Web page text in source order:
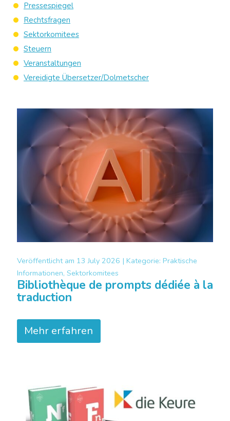
Veröffentlicht am 13 July 2026 | Kategorie: Praktische
Informationen, Sektorkomitees
Bibliothèque de prompts dédiée à la
traduction
Mehr erfahren
Pressespiegel
Rechtsfragen
Sektorkomitees
Steuern
Veranstaltungen
Vereidigte Übersetzer/Dolmetscher